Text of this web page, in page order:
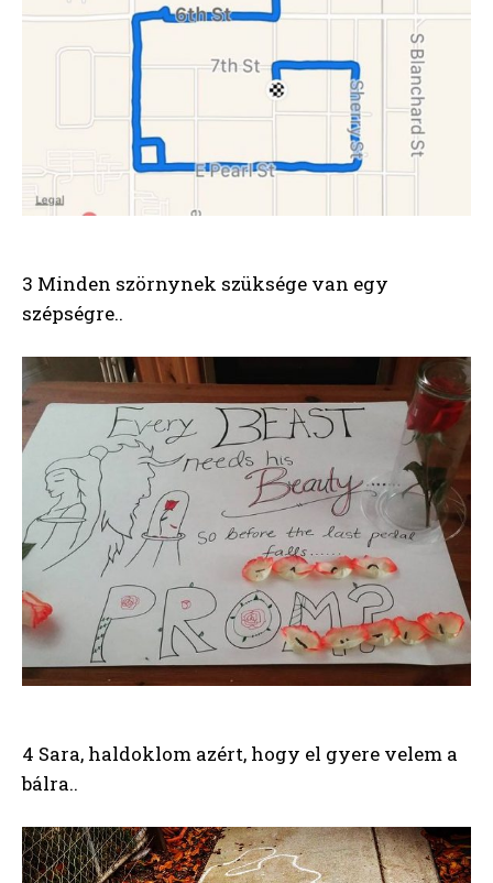
3 Minden szörnynek szüksége van egy
szépségre..
4 Sara, haldoklom azért, hogy el gyere velem a
bálra..